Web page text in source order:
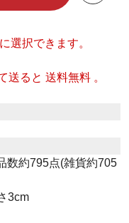
選択できます。
送ると 送料無料 。
数約795点(雑貨約705
3cm